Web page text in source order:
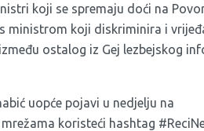
koji se spremaju doći na
ministrom koji diskriminira i
ostalog iz Gej lezbejskog
uopće pojavi u nedjelju na
koristeći hashtag